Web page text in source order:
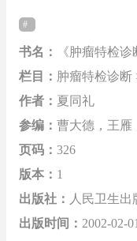
书名：
《肿瘤特检诊
栏目： 肿瘤特检诊断
作者： 夏同礼
参编： 曹大德，王雁
页码： 326
版本： 1
出版社： 人民卫生出
出版时间： 2002-02-01